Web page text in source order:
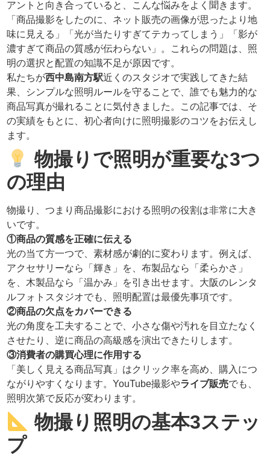
アントと向き合っていると、こんな悩みをよく聞きます。
「商品撮影をしたのに、ネット販売の画像が思ったより地
味に見える」「光が当たりすぎてテカってしまう」「影が
濃すぎて商品の質感が伝わらない」。これらの問題は、照
明の選択と配置の知識不足が原因です。
私たちが西中島南方駅近くのスタジオで実践してきた結
果、シンプルな照明ルールを守ることで、誰でも魅力的な
商品写真が撮れることに気付きました。この記事では、そ
の実績をもとに、初心者向けに照明撮影のコツをお伝えし
ます。
物撮りで照明が重要な3つ
の理由
物撮り、つまり商品撮影における照明の役割は非常に大き
いです。
①商品の質感を正確に伝える
光の当て方一つで、素材感が劇的に変わります。例えば、
アクセサリーなら「輝き」を、布製品なら「柔らかさ」
を、木製品なら「温かみ」を引き出せます。大阪のレンタ
ルフォトスタジオでも、照明配置は最優先事項です。
②商品の欠点をカバーできる
光の角度を工夫することで、小さな傷や汚れを目立たなく
させたり、逆に商品の高級感を演出できたりします。
③消費者の購買心理に作用する
「美しく見える商品写真」はクリック率を高め、購入につ
ながりやすくなります。YouTube撮影やライブ販売でも、
照明次第で反応が変わります。
物撮り照明の基本3ステッ
プ